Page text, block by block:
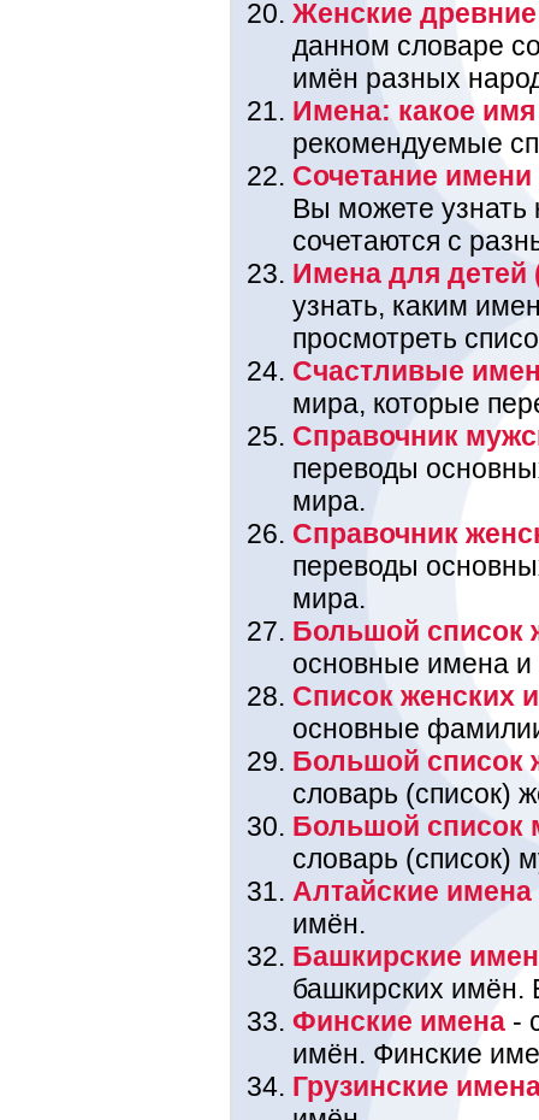
Женские
данном словаре
имён разных
Имена: какое имя
рекомендуемые
Сочетание имени
Вы можете узнать
сочетаются с
Имена для детей
узнать, каким
просмотреть
Счастливые
мира, которые
Справочник
переводы
мира.
Справочник
переводы
мира.
Большой список
основные имена
Список женских
основные
Большой список
словарь (список)
Большой список
словарь (список)
Алтайские имена
имён.
Башкирские
башкирских имён.
Финские имена -
имён. Финские
Грузинские